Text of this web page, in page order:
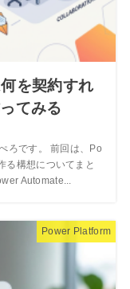
を契約すれ
てみる
ろです。 前回は、Po
る構想についてまと
Automate...
Power Platform